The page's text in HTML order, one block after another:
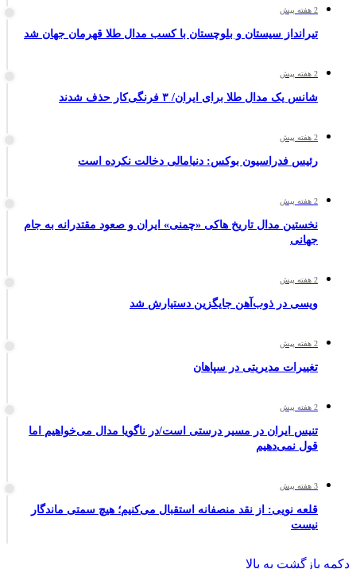
2 هفته پیش
تیرانداز سیستان و بلوچستان با کسب مدال طلا قهرمان جهان شد
2 هفته پیش
شانس یک مدال طلا برای ایران/ ۳ فرنگی‌کار حذف شدند
2 هفته پیش
رئیس فدراسیون بوکس: دنیامالی دخالت نکرده است
2 هفته پیش
نخستین مدال تاریخ هاکی «چمنی» ایران و صعود مقتدرانه به جام
جهانی
2 هفته پیش
ویسی در ذوب‌آهن جایگزین دستیارش شد
2 هفته پیش
تغییرات مدیریتی در سپاهان
2 هفته پیش
تنیس ایران در مسیر درستی است/در ناگویا مدال می‌خواهیم اما
قول نمی‌دهیم
3 هفته پیش
قلعه نویی: از نقد منصفانه استقبال می‌کنیم؛ هیچ سمتی ماندگار
نیست
دکمه بازگشت به بالا